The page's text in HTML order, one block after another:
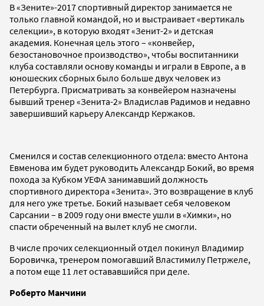
В «Зените»-2017 спортивный директор занимается не
только главной командой, но и выстраивает «вертикаль
селекции», в которую входят «Зенит-2» и детская
академия. Конечная цель этого – «конвейер,
безостановочное производство», чтобы воспитанники
клуба составляли основу команды и играли в Европе, а в
юношеских сборных было больше двух человек из
Петербурга. Присматривать за конвейером назначены
бывший тренер «Зенита-2» Владислав Радимов и недавно
завершивший карьеру Александр Кержаков.
Сменился и состав селекционного отдела: вместо Антона
Евменова им будет руководить Александр Бокий, во время
похода за Кубком УЕФА занимавший должность
спортивного директора «Зенита». Это возвращение в клуб
для него уже третье. Бокий называет себя человеком
Сарсании – в 2009 году они вместе ушли в «Химки», но
спасти обреченный на вылет клуб не смогли.
В числе прочих селекционный отдел покинул Владимир
Боровичка, тренером помогавший Властимилу Петржеле,
а потом еще 11 лет остававшийся при деле.
Роберто Манчини